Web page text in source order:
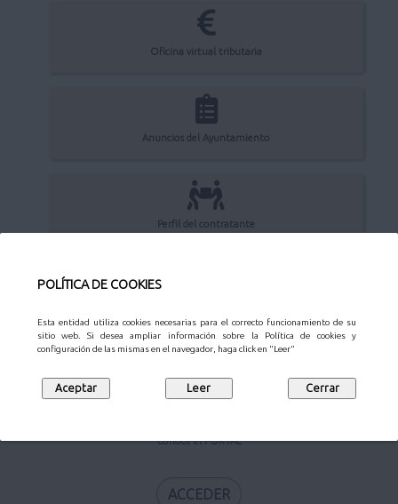
POLÍTICA DE COOKIES
Esta entidad utiliza cookies necesarias para el correcto funcionamiento de su
sitio web. Si desea ampliar información sobre la Política de cookies y
configuración de las mismas en el navegador, haga click en "Leer"
Oficina virtual tributaria
Anuncios del Ayuntamiento
Perfil del contratante
Conoce el PORTAL
ACCEDER